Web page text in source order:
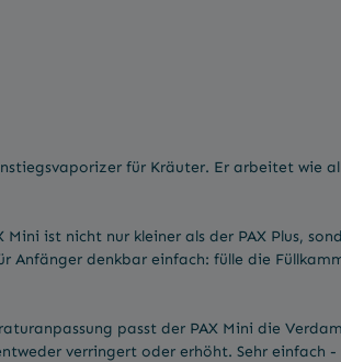
für Kräuter. Er arbeitet wie
ist nicht nur kleiner als der PAX Plus,
denkbar einfach: fülle die
passt der PAX Mini die
verringert oder erhöht. Sehr einfach